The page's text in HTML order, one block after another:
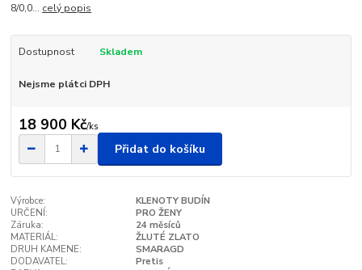
8/0,0... celý popis
Dostupnost Skladem
Nejsme plátci DPH
18 900 Kč/ks
Přidat do košíku
Výrobce:
KLENOTY BUDÍN
URČENÍ:
PRO ŽENY
Záruka:
24 měsíců
MATERIÁL:
ŽLUTÉ ZLATO
DRUH KAMENE:
SMARAGD
DODAVATEL:
Pretis